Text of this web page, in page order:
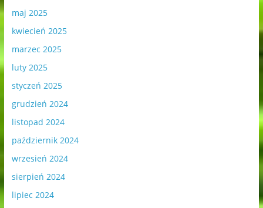
maj 2025
kwiecień 2025
marzec 2025
luty 2025
styczeń 2025
grudzień 2024
listopad 2024
październik 2024
wrzesień 2024
sierpień 2024
lipiec 2024